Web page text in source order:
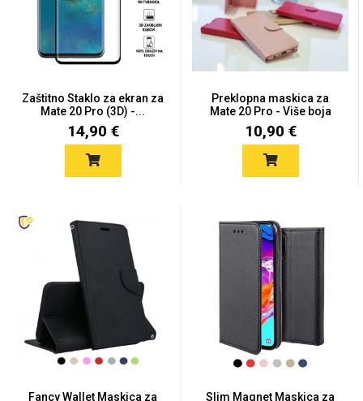
Zaštitno Staklo za ekran za
Mate 20 Pro (3D) -...
14,90 €
Preklopna maskica za
Mate 20 Pro - Više boja
10,90 €
Fancy Wallet Maskica za
Slim Magnet Maskica za
Croatos
Najprodavanije -
TOP 100
Sleng Feel Good
Xiaomi Punjači za mobitel
Univerzalne futrole i
maskice
Preklopne maskice
Ostali držači
AUX kablovi Adapteri za mobitel